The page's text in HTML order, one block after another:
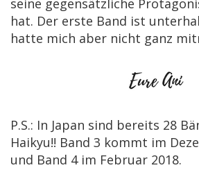
seine gegensätzliche
hat. Der erste Band ist
hatte mich aber nicht ganz
P.S.: In Japan sind bereits 28
Haikyu!! Band 3 kommt im
und Band 4 im Februar 2018.